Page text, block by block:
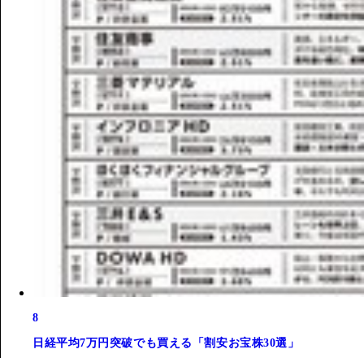
8
日経平均7万円突破でも買える「割安お宝株30選」